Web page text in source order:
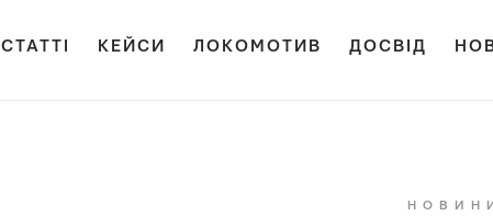
СТАТТІ КЕЙСИ ЛОКОМОТИВ ДОСВІД